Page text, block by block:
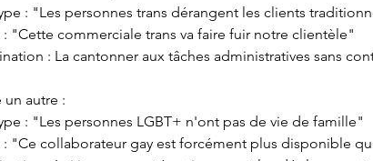
: "Les personnes trans dérangent les clients
: "Cette commerciale trans va faire fuir notre clientèle"
: La cantonner aux tâches administratives sans
autre :
: "Les personnes LGBT+ n'ont pas de vie de famille"
: "Ce collaborateur gay est forcément plus disponible